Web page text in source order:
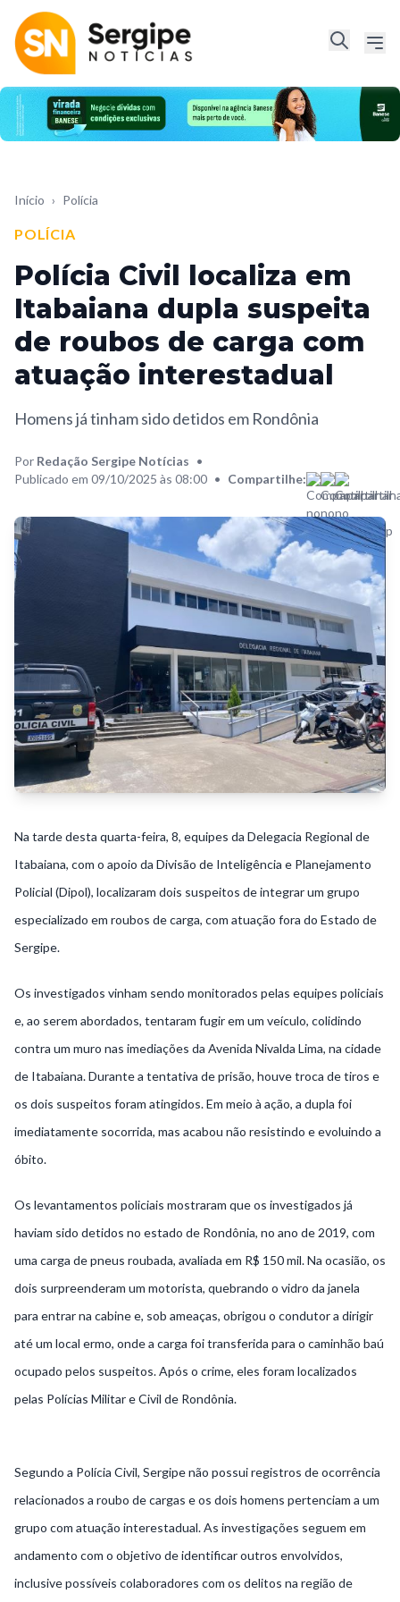
Início › Polícia
POLÍCIA
Polícia Civil localiza em
Itabaiana dupla suspeita
de roubos de carga com
atuação interestadual
Homens já tinham sido detidos em Rondônia
Por Redação Sergipe Notícias •
Publicado em 09/10/2025 às 08:00 • Compartilhe:
Na tarde desta quarta-feira, 8, equipes da Delegacia Regional de
Itabaiana, com o apoio da Divisão de Inteligência e Planejamento
Policial (Dipol), localizaram dois suspeitos de integrar um grupo
especializado em roubos de carga, com atuação fora do Estado de
Sergipe.
Os investigados vinham sendo monitorados pelas equipes policiais
e, ao serem abordados, tentaram fugir em um veículo, colidindo
contra um muro nas imediações da Avenida Nivalda Lima, na cidade
de Itabaiana. Durante a tentativa de prisão, houve troca de tiros e
os dois suspeitos foram atingidos. Em meio à ação, a dupla foi
imediatamente socorrida, mas acabou não resistindo e evoluindo a
óbito.
Os levantamentos policiais mostraram que os investigados já
haviam sido detidos no estado de Rondônia, no ano de 2019, com
uma carga de pneus roubada, avaliada em R$ 150 mil. Na ocasião, os
dois surpreenderam um motorista, quebrando o vidro da janela
para entrar na cabine e, sob ameaças, obrigou o condutor a dirigir
até um local ermo, onde a carga foi transferida para o caminhão baú
ocupado pelos suspeitos. Após o crime, eles foram localizados
pelas Polícias Militar e Civil de Rondônia.
Segundo a Polícia Civil, Sergipe não possui registros de ocorrência
relacionados a roubo de cargas e os dois homens pertenciam a um
grupo com atuação interestadual. As investigações seguem em
andamento com o objetivo de identificar outros envolvidos,
inclusive possíveis colaboradores com os delitos na região de